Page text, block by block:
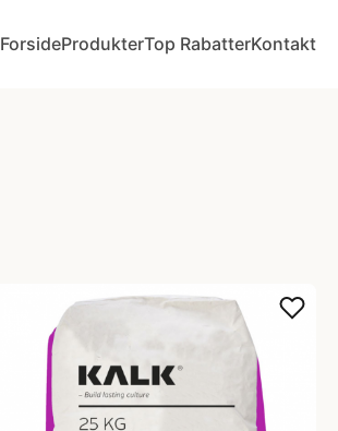
ForsideProdukterTop RabatterKontakt